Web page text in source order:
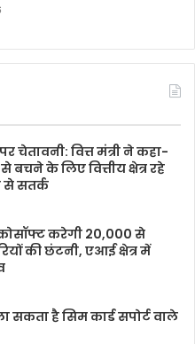
चेतावनी: वित्त मंत्री ने कहा-
बचने के लिए वित्तीय क्षेत्र रहे
से सतर्क
करेगी 20,000 से
की छंटनी, एआई क्षेत्र में
सकता है सिम कार्ड सपोर्ट वाले